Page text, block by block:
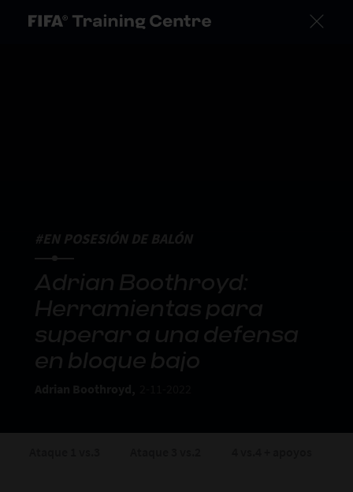
#EN POSESIÓN DE BALÓN
Adrian Boothroyd:
Herramientas para
superar a una defensa
en bloque bajo